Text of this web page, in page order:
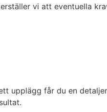
vi att eventuella
upplägg får du en